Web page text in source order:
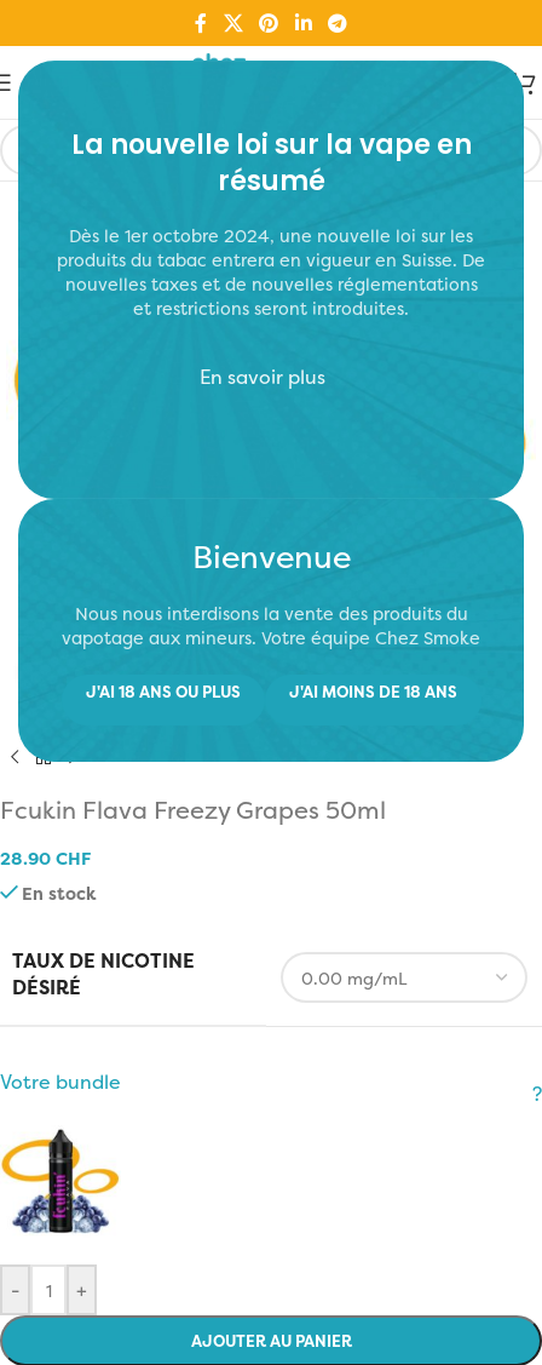
La nouvelle loi sur la vape en
résumé
Dès le 1er octobre 2024, une nouvelle loi sur les
produits du tabac entrera en vigueur en Suisse. De
nouvelles taxes et de nouvelles réglementations
et restrictions seront introduites.
En savoir plus
Bienvenue
Nous nous interdisons la vente des produits du
vapotage aux mineurs. Votre équipe Chez Smoke
J'AI 18 ANS OU PLUS J'AI MOINS DE 18 ANS
Fcukin Flava Freezy Grapes 50ml
28.90 CHF
En stock
TAUX DE NICOTINE
DÉSIRÉ
Votre bundle ?
- +
AJOUTER AU PANIER